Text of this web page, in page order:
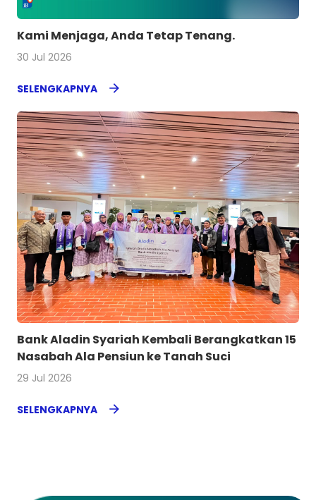
Kami Menjaga, Anda Tetap Tenang.
30 Jul 2026
SELENGKAPNYA
Bank Aladin Syariah Kembali Berangkatkan 15
Nasabah Ala Pensiun ke Tanah Suci
29 Jul 2026
SELENGKAPNYA